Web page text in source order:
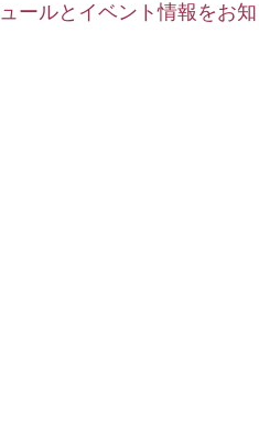
ールとイベント情報をお知